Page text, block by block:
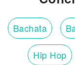
Bachata
Hip Hop